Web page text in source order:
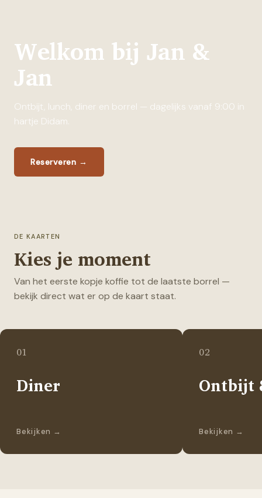
Welkom bij Jan &
Jan
Ontbijt, lunch, diner en borrel — dagelijks vanaf 9:00 in
hartje Didam.
Reserveren →
DE KAARTEN
Kies je moment
Van het eerste kopje koffie tot de laatste borrel —
bekijk direct wat er op de kaart staat.
01
Diner
Bekijken →
02
Ontbijt
Bekijken →